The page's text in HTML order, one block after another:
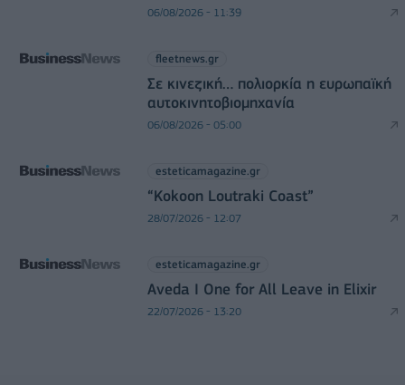
06/08/2026 - 11:39
fleetnews.gr
Σε κινεζική… πολιορκία η ευρωπαϊκή
αυτοκινητοβιομηχανία
06/08/2026 - 05:00
esteticamagazine.gr
“Kokoon Loutraki Coast”
28/07/2026 - 12:07
esteticamagazine.gr
Aveda I One for All Leave in Elixir
22/07/2026 - 13:20